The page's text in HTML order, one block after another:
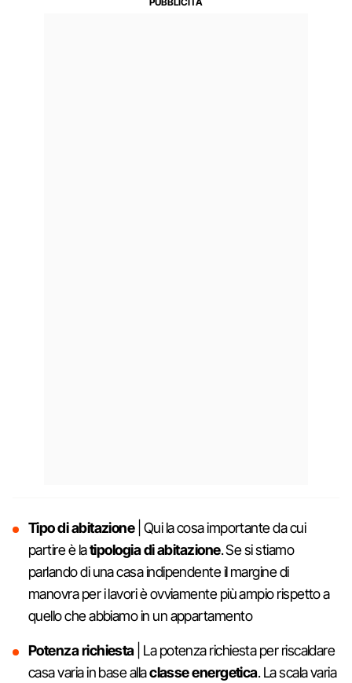
Tipo di abitazione| Qui la cosa importante da cui
partire è latipologia di abitazione. Se si stiamo
parlando di una casa indipendente il margine di
manovra per i lavori è ovviamente più ampio rispetto a
quello che abbiamo in un appartamento
Potenza richiesta| La potenza richiesta per riscaldare
casa varia in base allaclasse energetica. La scala varia